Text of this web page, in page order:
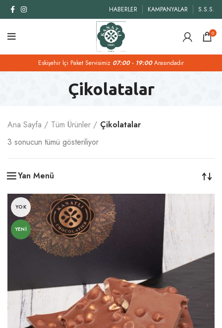
HABERLER KAMPANYALAR S.S.S.
0
Eskişehir İçi Paket Servisimiz 07:00 - 19:00Arasındadır
Çikolatalar
Ana Sayfa Tüm Ürünler
Çikolatalar
3 sonucun tümü gösteriliyor
Yan Menü
YOK
YENI